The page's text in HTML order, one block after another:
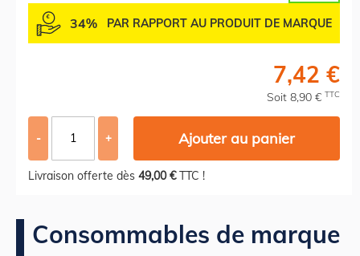
34% PAR RAPPORT AU PRODUIT DE MARQUE
7,42 €
Soit 8,90 € TTC
- + Ajouter au panier
Livraison offerte dès 49,00 €TTC !
Consommables de marque